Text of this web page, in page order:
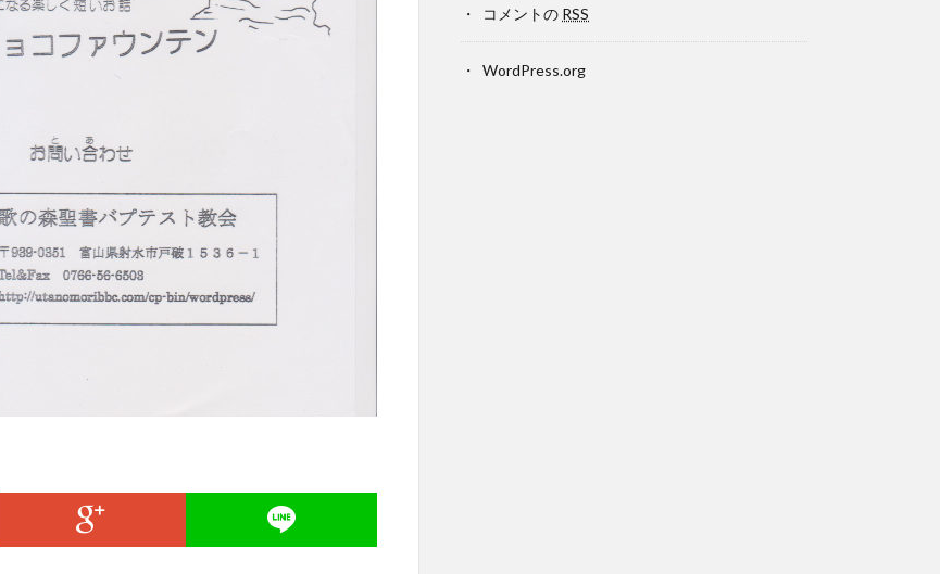
コメントの RSS
WordPress.org